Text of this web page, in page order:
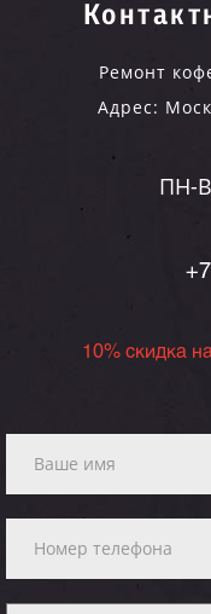
Ремонт
Адрес:
ПН-
10% скидка